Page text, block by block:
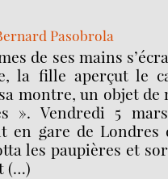
Pasobrola
de ses mains
la fille aperçut le
montre, un objet de
». Vendredi 5
en gare de Londres
les paupières et
(…)